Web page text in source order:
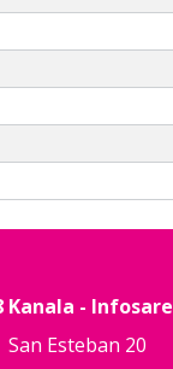
Kanala - Infosare
San Esteban 20